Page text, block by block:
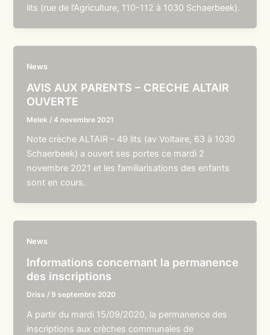
lits (rue de l’Agriculture, 110-112 à 1030 Schaerbeek).
News
AVIS AUX PARENTS – CRECHE ALTAIR
OUVERTE
Melek /4 novembre 2021
Note crèche ALTAIR – 49 lits (av Voltaire, 63 à 1030
Schaerbeek) a ouvert ses portes ce mardi 2
novembre 2021 et les familiarisations des enfants
sont en cours.
News
Informations concernant la permanence
des inscriptions
Driss / 9 septembre 2020
A partir du mardi 15/09/2020, la permanence des
inscriptions aux crèches communales de